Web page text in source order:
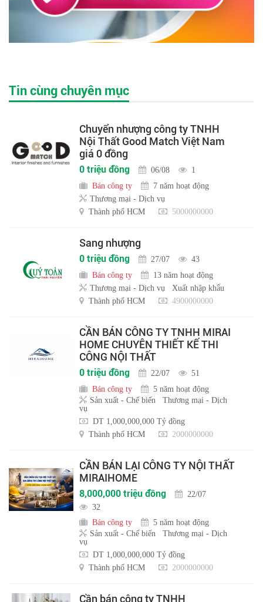
Tin cùng chuyên mục
Chuyển nhượng công ty TNHH
Nội Thất Good Match Việt Nam
giá 0 đồng
0 triệu đồng 06/08
1
Bán công ty
7 năm hoạt động
Thương mại - Dịch vụ
Thành phố HCM
5000000000
Sang nhượng
0 triệu đồng 27/07
43
Bán công ty
13 năm hoạt động
Thương mại - Dịch vụ
Xuất nhập khẩu
Thành phố HCM
4900000000
CẦN BÁN CÔNG TY TNHH MIRAI
HOME CHUYÊN THIẾT KẾ THI
CÔNG NỘI THẤT
0 triệu đồng 22/07
51
Bán công ty
5 năm hoạt động
Sản xuất - Chế biến
Thương mại - Dịch
vụ
DT 1,000,000,000 Tỷ đồng
Thành phố HCM
2000000000
CẦN BÁN LẠI CÔNG TY NỘI THẤT
MIRAIHOME
8,000,000 triệu đồng
22/07
32
Bán công ty
5 năm hoạt động
Sản xuất - Chế biến
Thương mại - Dịch
vụ
DT 1,000,000,000 Tỷ đồng
Thành phố HCM
2000000000
Cần bán công ty TNHH